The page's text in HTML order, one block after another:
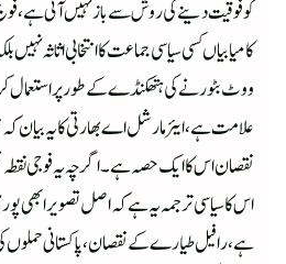
کو فوقیت دینے کی روش سے باز نہیں آئی
کامیابیاں کسی سیاسی جماعت کا انتخابی اثاثہ
ووٹ بٹورنے کی ہتھکنڈے کے طور پر استعمال
علامت ہے، ایئر مارشل اے بھارتی کا یہ بیان
نقصان اس کا ایک حصہ ہے۔اگرچہ یہ فوجی
اس کا سیاسی ترجمہ یہ ہے کہ اصل تصویر ابھی
ہے،رافیل طیارے کے نقصان، پاکستانی حملوں کی